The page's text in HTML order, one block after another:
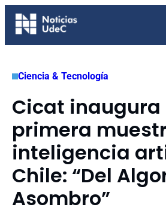
Saltar
Ciencia & Tecnología
Cicat inaugura
primera
inteligencia
Chile: “Del
Asombro”